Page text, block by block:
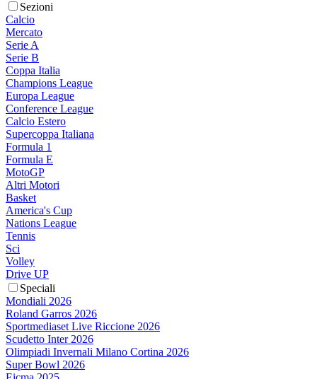
Sezioni
Calcio
Mercato
Serie A
Serie B
Coppa Italia
Champions League
Europa League
Conference League
Calcio Estero
Supercoppa Italiana
Formula 1
Formula E
MotoGP
Altri Motori
Basket
America's Cup
Nations League
Tennis
Sci
Volley
Drive UP
Speciali
Mondiali 2026
Roland Garros 2026
Sportmediaset Live Riccione 2026
Scudetto Inter 2026
Olimpiadi Invernali Milano Cortina 2026
Super Bowl 2026